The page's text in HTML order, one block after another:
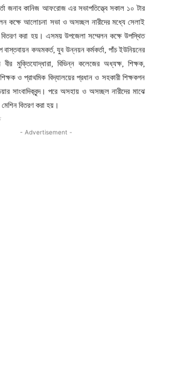
জনাব কানিজ আফরোজ এর সভাপতিত্ত্বে সকাল ১০ টার
কক্ষে আলোচনা সভা ও অসচ্ছল নারীদের মধ্যে সেলাই
বিতরণ করা হয়। এসময় উপজেলা সম্মেলন কক্ষে উপস্থিত
বাস্তবায়ন কঅমকর্ত, যুব উন্নয়ন কর্মকর্তা, পাঁচ ইউনিয়নের
বীর মুক্তিযোদ্ধারা, বিভিন্ন কলেজের অধ্যক্ষ, শিক্ষক,
ও প্রাথমিক বিদ্যালয়ের প্রধান ও সহকারী শিক্ষকগন
সাংবাদিকবৃন্দ। পরে অসহায় ও অসচ্ছল নারীদের মাঝে
বিতরণ করা হয়।
- Advertisement -